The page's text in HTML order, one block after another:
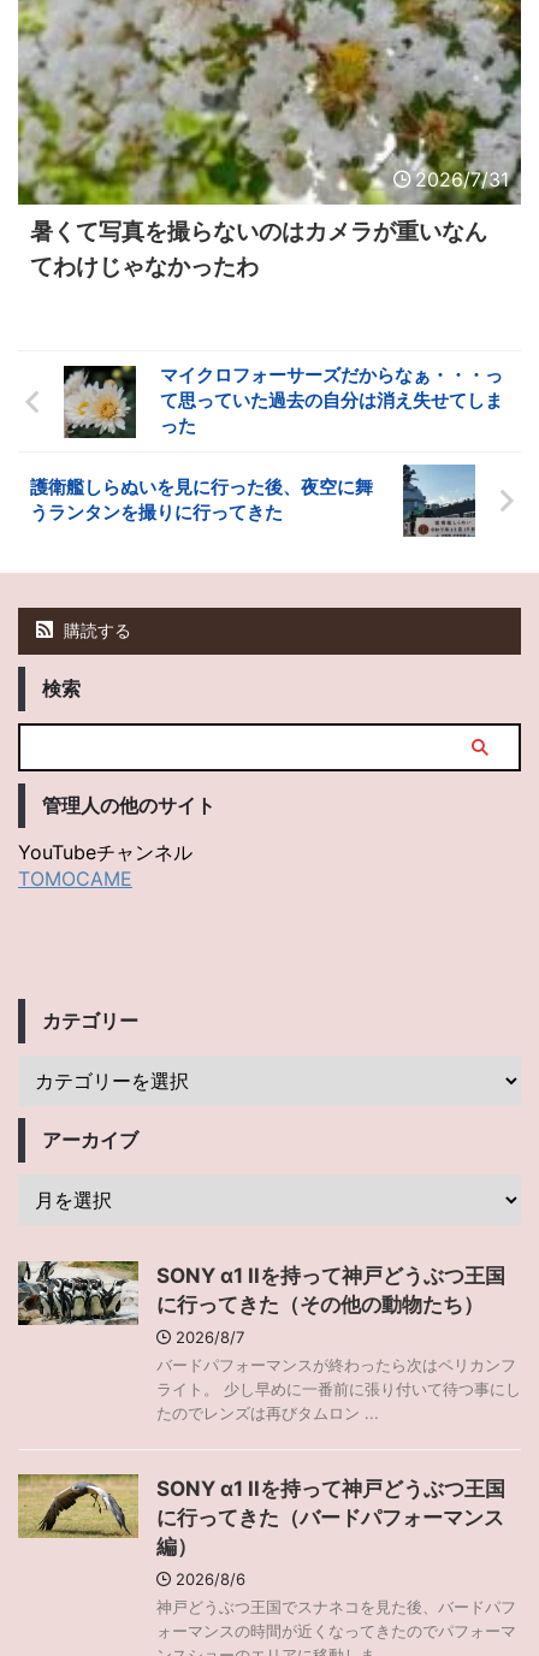
2026/7/31
暑くて写真を撮らないのはカメラが重いなん
てわけじゃなかったわ
マイクロフォーサーズだからなぁ・・・っ
て思っていた過去の自分は消え失せてしま
った
護衛艦しらぬいを見に行った後、夜空に舞
うランタンを撮りに行ってきた
購読する
検索
管理人の他のサイト
YouTubeチャンネル
TOMOCAME
カテゴリー
アーカイブ
SONY α1 IIを持って神戸どうぶつ王国
に行ってきた（その他の動物たち）
2026/8/7
バードパフォーマンスが終わったら次はペリカンフ
ライト。 少し早めに一番前に張り付いて待つ事にし
たのでレンズは再びタムロン ...
SONY α1 IIを持って神戸どうぶつ王国
に行ってきた（バードパフォーマンス
編）
2026/8/6
神戸どうぶつ王国でスナネコを見た後、バードパフ
ォーマンスの時間が近くなってきたのでパフォーマ